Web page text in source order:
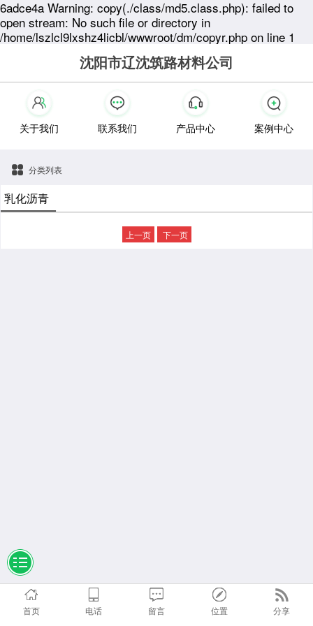
6adce4a Warning: copy(./class/md5.class.php): failed to
open stream: No such file or directory in
/home/lszlcl9lxshz4licbl/wwwroot/dm/copyr.php on line 1
沈阳市辽沈筑路材料公司
关于我们 联系我们 产品中心 案例中心
分类列表
乳化沥青
上一页 下一页
首页 电话 留言 位置 分享